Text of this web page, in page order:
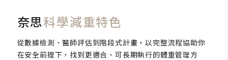
奈思科學減重特色
從數據檢測、醫師評估到階段式計畫，以完整流程協助你
在安全前提下，找到更適合、可長期執行的體重管理方